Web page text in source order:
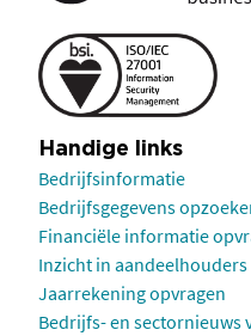
Handige links
Bedrijfsinformatie
Bedrijfsgegevens
Financiële informatie
Inzicht in aandeelhouders
Jaarrekening opvragen
Bedrijfs- en sectornieuws